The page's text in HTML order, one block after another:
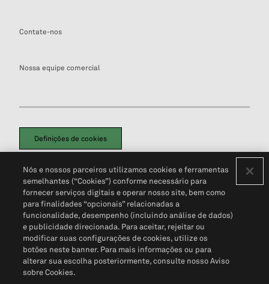
Contate-nos
Nossa equipe comercial
Definições de cookies
Política de PrivacidadePortal de privacidade do cliente (em inglês)
Não Venda Minhas Informações Pessoais© 2026 S&P Global
Nós e nossos parceiros utilizamos cookies e ferramentas
semelhantes (“Cookies”) conforme necessário para
fornecer serviços digitais e operar nosso site, bem como
para finalidades “opcionais” relacionadas a
funcionalidade, desempenho (incluindo análise de dados)
e publicidade direcionada. Para aceitar, rejeitar ou
modificar suas configurações de cookies, utilize os
botões neste banner. Para mais informações ou para
alterar sua escolha posteriormente, consulte nosso Aviso
sobre Cookies.